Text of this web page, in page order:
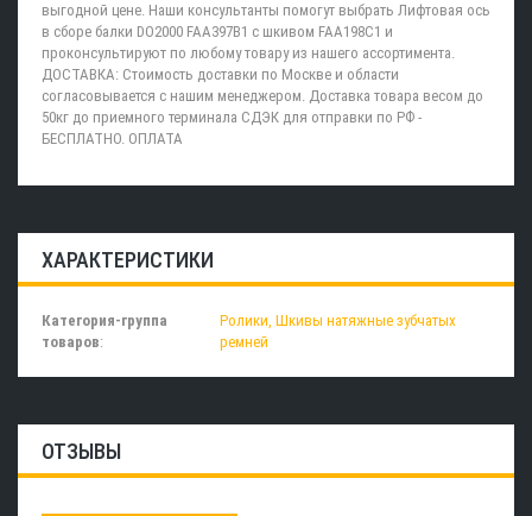
выгодной цене. Наши консультанты помогут выбрать Лифтовая ось
в сборе балки DO2000 FAA397B1 с шкивом FAA198C1 и
проконсультируют по любому товару из нашего ассортимента.
ДОСТАВКА: Стоимость доставки по Москве и области
согласовывается с нашим менеджером. Доставка товара весом до
50кг до приемного терминала СДЭК для отправки по РФ -
БЕСПЛАТНО. ОПЛАТА
ХАРАКТЕРИСТИКИ
Категория-группа
товаров:
Ролики, Шкивы натяжные зубчатых
ремней
ОТЗЫВЫ